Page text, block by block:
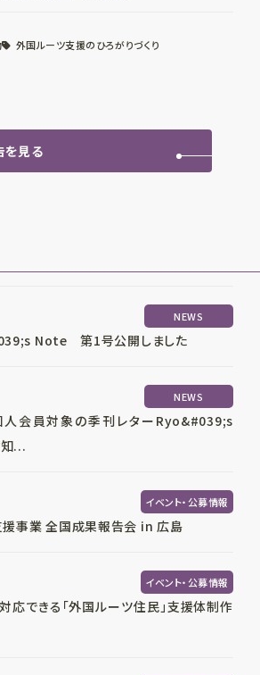
外国ルーツ支援のひろがりづくり
を見る
NEWS
Note 第1号公開しました
NEWS
人会員対象の季刊レターRyo&#039;s
...
イベント・公募情報
援事業 全国成果報告会 in 広島
イベント・公募情報
応できる「外国ルーツ住民」支援体制作